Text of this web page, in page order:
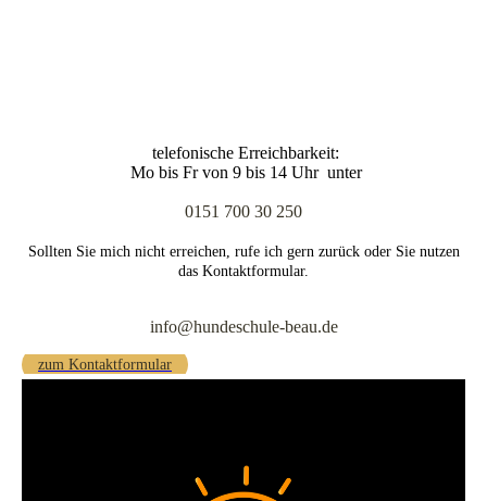
telefonische Erreichbarkeit:
Mo bis Fr von 9 bis 14 Uhr unter
0151 700 30 250
Sollten Sie mich nicht erreichen, rufe ich gern zurück oder Sie nutzen
das Kontaktformular.
info@hundeschule-beau.de
zum Kontaktformular